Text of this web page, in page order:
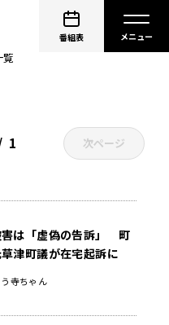
番組表
覧
1 次ページ
害は「虚偽の告訴」 町
津町議が在宅起訴に
寺ちゃん